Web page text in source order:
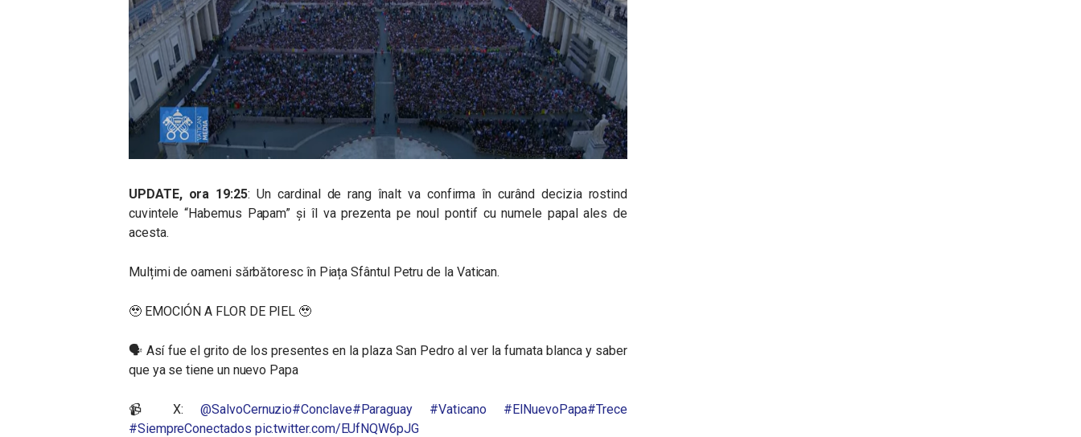
UPDATE, ora 19:25: Un cardinal de rang înalt va confirma în curând decizia rostind
cuvintele “Habemus Papam” și îl va prezenta pe noul pontif cu numele papal ales de
acesta.
Mulțimi de oameni sărbătoresc în Piața Sfântul Petru de la Vatican.
🥹 EMOCIÓN A FLOR DE PIEL 🥹
🗣️ Así fue el grito de los presentes en la plaza San Pedro al ver la fumata blanca y saber
que ya se tiene un nuevo Papa
📹 X:@SalvoCernuzio#Conclave#Paraguay #Vaticano #ElNuevoPapa#Trece
#SiempreConectados pic.twitter.com/EUfNQW6pJG